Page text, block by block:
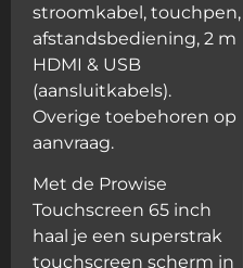
stroomkabel, touchpen,
afstandsbediening, 2 m
HDMI & USB
(aansluitkabels).
Overige toebehoren op
aanvraag.
Met de Prowise
Touchscreen 65 inch
haal je een superstrak
touchscreen scherm in